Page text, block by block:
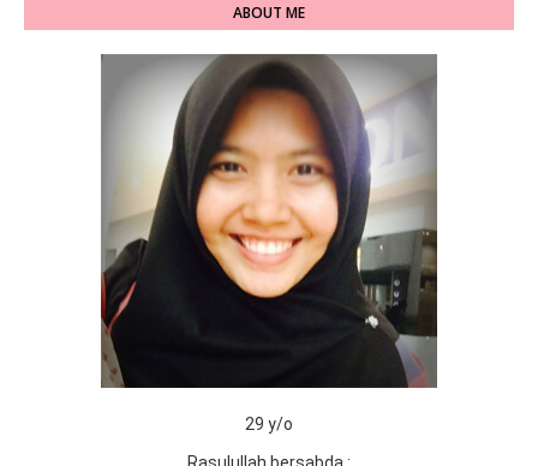
ABOUT ME
29 y/o